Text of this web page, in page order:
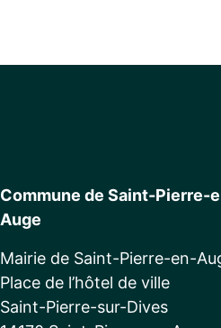
Commune de Saint-Pierre-
Auge
Mairie de Saint-Pierre-en-
Place de l’hôtel de ville
Saint-Pierre-sur-Dives